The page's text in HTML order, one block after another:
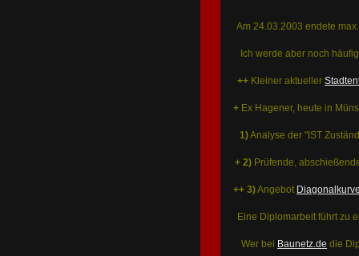
Am 24.03.2003 endete
Ich werde aber noch
++ Kleiner aktueller
+ Ex Hagener, heute in
1)Analyse der "IST
+ 2) Prüfende,
++ 3)Angebot
Eine Diplomarbeit führt zu
Wer bei Baunetz.de die